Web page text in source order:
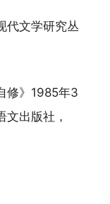
代文学研究丛
修》1985年3
出版社，